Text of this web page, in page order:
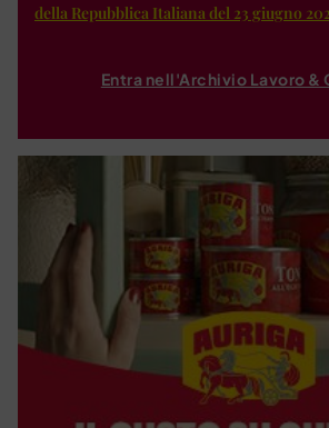
della Repubblica Italiana del 23 giugno
Entra nell'Archivio Lavoro &